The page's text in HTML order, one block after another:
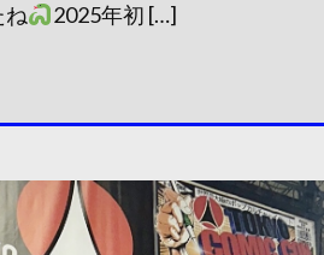
ね
2025年初 […]